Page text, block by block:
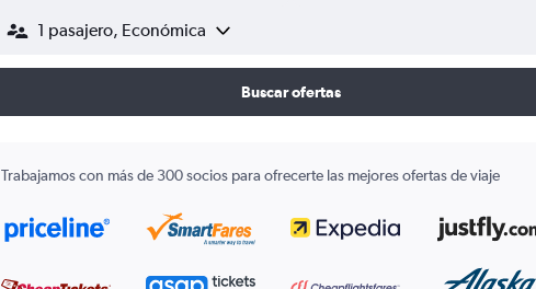
1 pasajero, Económica
Buscar ofertas
Trabajamos con más de 300 socios para ofrecerte las mejores ofertas de viaje